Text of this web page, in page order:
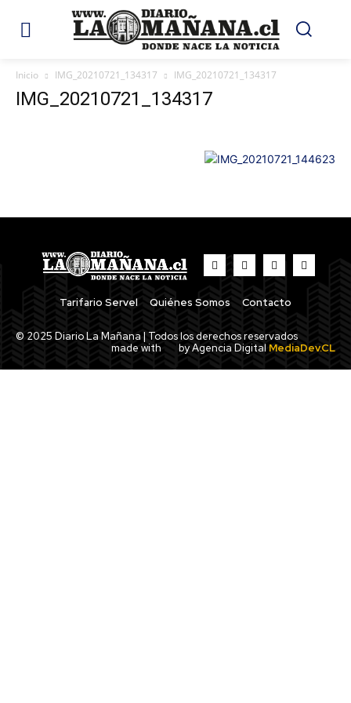
Inicio IMG_20210721_134317 IMG_20210721_134317
IMG_20210721_134317
Tarifario Servel Quiénes Somos Contacto
© 2025 Diario La Mañana | Todos los derechos reservados
made with
by Agencia Digital MediaDev.CL